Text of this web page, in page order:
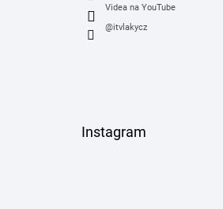
Videa na YouTube
@itvlakycz
Instagram